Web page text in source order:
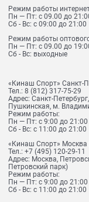
Режим работы
Пн — Пт: с 09.00 до
Сб - Вс: с 09:00 до 21:00
Режим работы
Пн — Пт: с 09.00 до
Сб - Вс: выходные
«Кинаш Спорт» Санкт-
Тел.: 8 (812) 317-75-29
Адрес: Санкт-
Пушкинская, м.
Режим работы:
Пн — Пт: с 9:00 до 21:00
Сб - Вс: с 11:00 до 21:00
«Кинаш Спорт»
Тел.: +7 (495) 120-29-11
Адрес: Москва,
Петровский парк)
Режим работы:
Пн — Пт: с 9:00 до 21:00
Сб - Вс: с 11:00 до 21:00